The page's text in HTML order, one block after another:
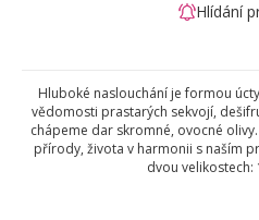
Hlídání
Hluboké naslouchání je formou
vědomosti prastarých sekvojí,
chápeme dar skromné, ovocné
přírody, života v harmonii s naším
dvou velikostech: